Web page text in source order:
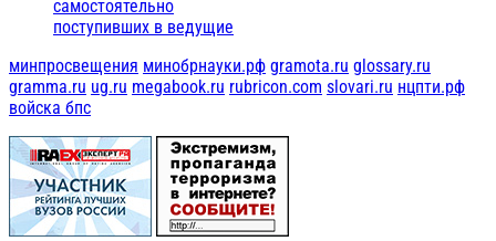
самостоятельно
поступивших в ведущие
минпросвещения минобрнауки.рф gramota.ru glossary.ru
gramma.ru ug.ru megabook.ru rubricon.com slovari.ru нцпти.рф
войска бпс